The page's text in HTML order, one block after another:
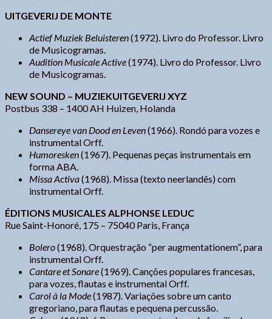
UITGEVERIJ DE MONTE
Actief Muziek Beluisteren(1972). Livro do Professor. Livro
de Musicogramas.
Audition Musicale Active(1974). Livro do Professor. Livro
de Musicogramas.
NEW SOUND – MUZIEKUITGEVERIJ XYZ
Postbus 338 – 1400 AH Huizen, Holanda
Dansereye van Dood en Leven(1966). Rondó para vozes e
instrumental Orff.
Humoresken(1967). Pequenas peças instrumentais em
forma ABA.
Missa Activa(1968). Missa (texto neerlandês) com
instrumental Orff.
ÉDITIONS MUSICALES ALPHONSE LEDUC
Rue Saint-Honoré, 175 – 75040 Paris, França
Bolero(1968). Orquestração “per augmentationem”, para
instrumental Orff.
Cantare et Sonare(1969). Canções populares francesas,
para vozes, flautas e instrumental Orff.
Carol à la Mode(1987). Variações sobre um canto
gregoriano, para flautas e pequena percussão.